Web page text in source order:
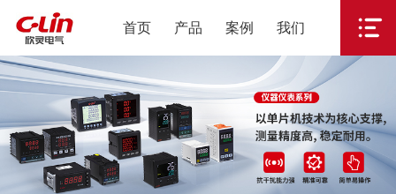
首页 产品 案例 我们